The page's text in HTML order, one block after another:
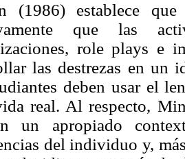
(1986) establece
que las
role plays e
las destrezas en un
deben usar el
real. Al respecto,
un apropiado
del individuo y,